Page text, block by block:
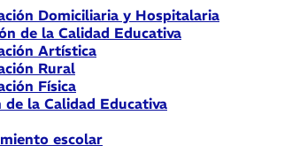
Domiciliaria y Hospitalaria
de la Calidad Educativa
Artística
Rural
Física
de la Calidad Educativa
escolar